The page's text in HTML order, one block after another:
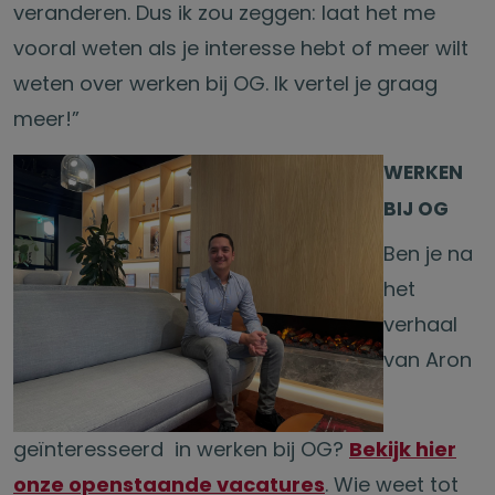
veranderen. Dus ik zou zeggen: laat het me
vooral weten als je interesse hebt of meer wilt
weten over werken bij OG. Ik vertel je graag
meer!”
WERKEN
BIJ OG
Ben je na
het
verhaal
van Aron
geïnteresseerd in werken bij OG? Bekijk hier
onze openstaande vacatures. Wie weet tot